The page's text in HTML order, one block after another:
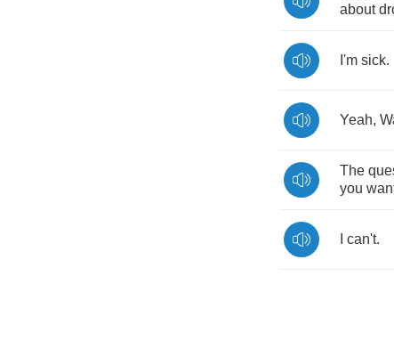
about
I'm sick.
Yeah,
The
you
can't.